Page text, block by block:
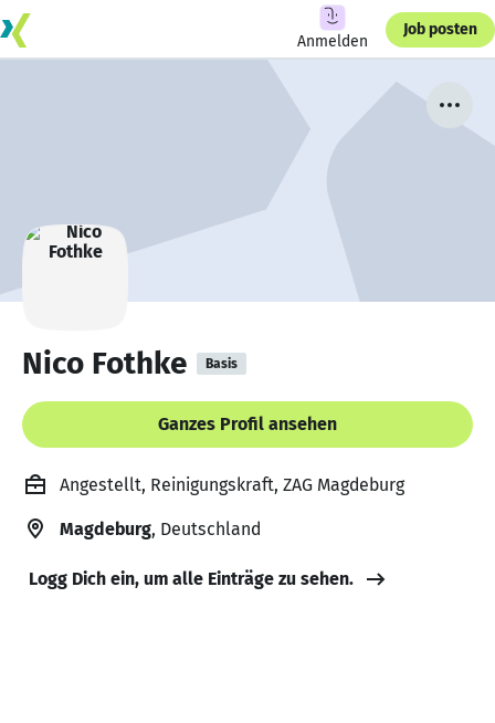
Anmelden
Job posten
Nico Fothke Basis
Ganzes Profil ansehen
Angestellt, Reinigungskraft, ZAG Magdeburg
Magdeburg, Deutschland
Logg Dich ein, um alle Einträge zu sehen.